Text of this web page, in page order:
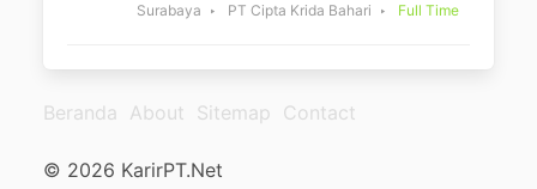
Surabaya PT Cipta Krida Bahari Full Time
Beranda About Sitemap Contact
© 2026 KarirPT.Net